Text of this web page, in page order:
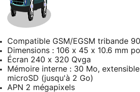
Compatible GSM/EGSM tribande
Dimensions : 106 x 45 x 10.6 mm
Écran 240 x 320 Qvga
Mémoire interne : 30 Mo,
microSD (jusqu'à 2 Go)
APN 2 mégapixels